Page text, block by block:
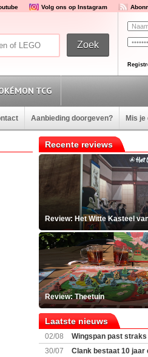
Volg ons op Instagram
TCG
Aanbieding doorgeven? Mis je
Recente reviews
Review: Het Witte Kasteel
Review: Theetuin
Laatste nieuws
02/08
Wingspan past
30/07
Clank bestaat 10 jaar